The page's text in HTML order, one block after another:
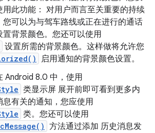
用此功能： 对用户而言至关重要的持续
您可以为与驾车路线或正在进行的通话
置背景颜色。您还可以使用
设置所需的背景颜色。这样做将允许您
启用通知的背景颜色设置。
Android 8.0 中，使用
类显示屏 展开前即可看到更多内
息有关的通知，您应使用
类。您还可以使用
方法通过添加 历史消息发